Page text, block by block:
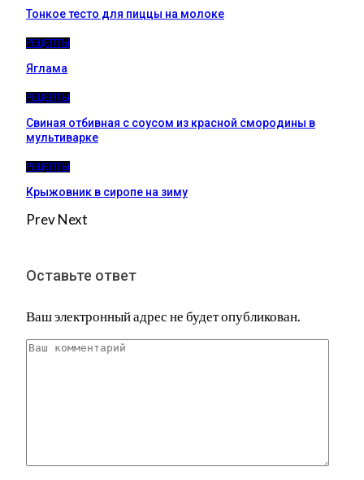
Тонкое тесто для пиццы на молоке
РЕЦЕПТЫ
Яглама
РЕЦЕПТЫ
Свиная отбивная с соусом из красной смородины в
мультиварке
РЕЦЕПТЫ
Крыжовник в сиропе на зиму
PrevNext
Оставьте ответ
Ваш электронный адрес не будет опубликован.